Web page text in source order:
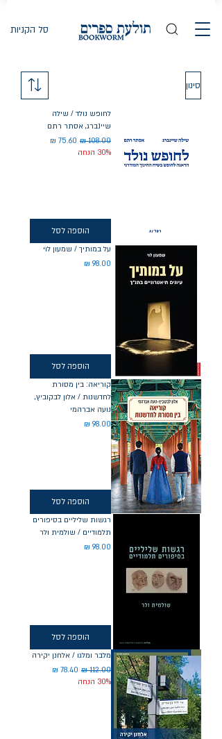
סל הקניות
סינון
לחופש נולד / שילה
שיינברג, אסתר רתם
מחיר רגיל מחיר מבצע
30% הנחה
הוספה לסל
על במותיך / שמעון לוי
מחיר
הוספה לסל
קוריאה: בין מסורת
לחדשנות / אלון לבקוביץ,
נועה אברהמי
מחיר
הוספה לסל
רגשות שליליים בסיפורים
תלמודיים / שולמית ולר
מחיר
הוספה לסל
מלבר ומלגו / אלחנן יקירה
מחיר רגיל מחיר מבצע
30% הנחה